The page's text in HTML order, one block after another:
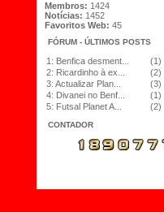
Membros: 1424
Notícias: 1452
Favoritos Web: 45
FÓRUM - ÚLTIMOS POSTS
1: Benfica desment...
(1)
2: Ricardinho à ex...
(2)
3: Actualizar Plan...
(3)
4: Divanei no Benf...
(1)
5: Futsal Planet A... (2)
CONTADOR